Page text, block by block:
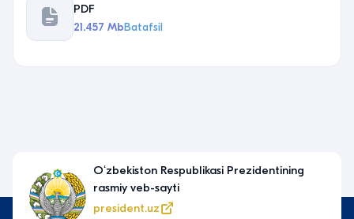
PDF
21.457 MbBatafsil
Respublikasi Prezidentining
veb-sayti